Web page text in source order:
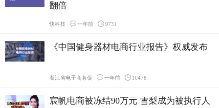
翻倍
快科技 一年前 9731
《中国健身器材电商行业报告》权威发布
浙江省电子商务促 一年前 10478
宸帆电商被冻结90万元 雪梨成为被执行人